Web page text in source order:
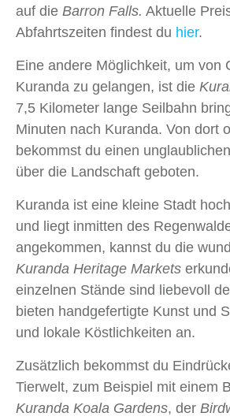
auf die Barron Falls. Aktuelle
Abfahrtszeiten findest du hier.
Eine andere Möglichkeit, um von
Kuranda zu gelangen, ist die
7,5 Kilometer lange Seilbahn
Minuten nach Kuranda. Von dort
bekommst du einen
über die Landschaft geboten.
Kuranda ist eine kleine Stadt
und liegt inmitten des
angekommen, kannst du die
Kuranda Heritage Markets
einzelnen Stände sind liebevoll
bieten handgefertigte Kunst und
und lokale Köstlichkeiten an.
Zusätzlich bekommst du
Tierwelt, zum Beispiel mit einem
Kuranda Koala Gardens, der